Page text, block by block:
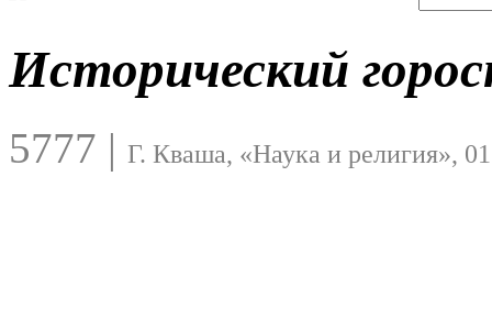
Исторический
5777 | Г. Кваша, «Наука и религия»,